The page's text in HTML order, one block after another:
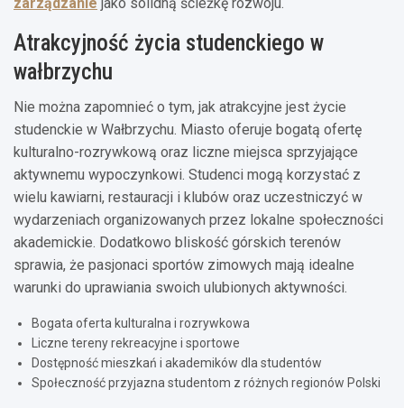
Atrakcyjność życia studenckiego w
wałbrzychu
Nie można zapomnieć o tym, jak atrakcyjne jest życie
studenckie w Wałbrzychu. Miasto oferuje bogatą ofertę
kulturalno-rozrywkową oraz liczne miejsca sprzyjające
aktywnemu wypoczynkowi. Studenci mogą korzystać z
wielu kawiarni, restauracji i klubów oraz uczestniczyć w
wydarzeniach organizowanych przez lokalne społeczności
akademickie. Dodatkowo bliskość górskich terenów
sprawia, że pasjonaci sportów zimowych mają idealne
warunki do uprawiania swoich ulubionych aktywności.
Bogata oferta kulturalna i rozrywkowa
Liczne tereny rekreacyjne i sportowe
Dostępność mieszkań i akademików dla studentów
Społeczność przyjazna studentom z różnych regionów Polski